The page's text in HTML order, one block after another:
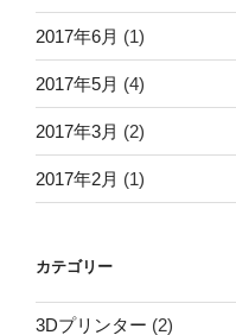
2017年6月 (1)
2017年5月 (4)
2017年3月 (2)
2017年2月 (1)
カテゴリー
3Dプリンター (2)